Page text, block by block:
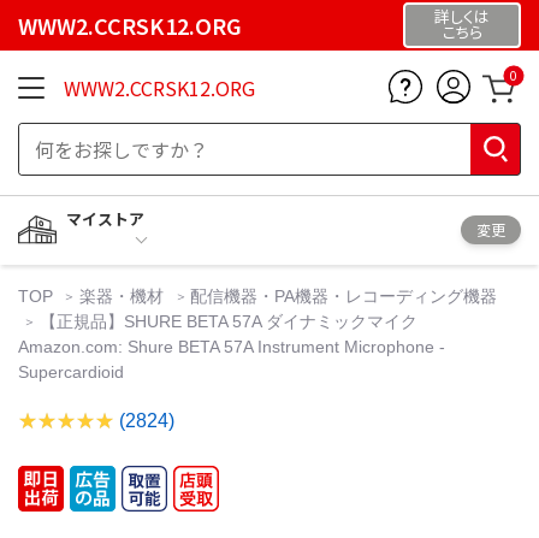
WWW2.CCRSK12.ORG 詳しくは
こちら
WWW2.CCRSK12.ORG 0
マイストア
変更
TOP 楽器・機材
配信機器・PA機器・レコーディング機器
【正規品】SHURE BETA 57A ダイナミックマイク
Amazon.com: Shure BETA 57A Instrument Microphone -
Supercardioid
(2824)